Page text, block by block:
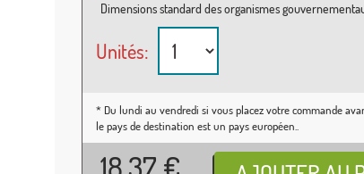
Dimensions standard des organismes
Unités:
* Du lundi au vendredi si vous placez votre commande
le pays de destination est un pays européen..